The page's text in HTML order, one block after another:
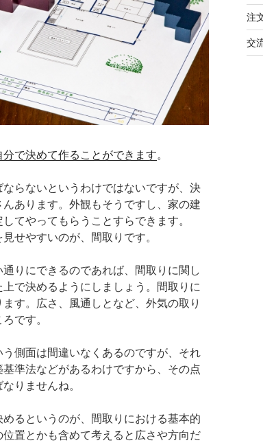
で決めて作ることができます。
らないというわけではないですが、決
あります。外観もそうですし、家の建
てやってもらうことすらできます。
せやすいのが、間取りです。
りにできるのであれば、間取りに関し
で決めるようにしましょう。間取りに
す。広さ、風通しとなど、外気の取り
です。
側面は間違いなくあるのですが、それ
準法などがあるわけですから、その点
りませんね。
るというのが、間取りにおける基本的
置とかも含めて考えると広さや方向だ
注
交